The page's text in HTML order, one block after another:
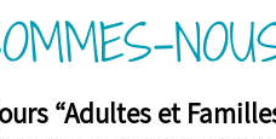
“Adultes et